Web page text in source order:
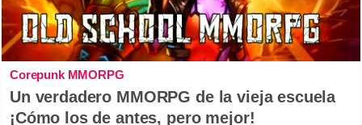
Corepunk MMORPG
Un verdadero MMORPG de la vieja escuela
¡Cómo los de antes, pero mejor!